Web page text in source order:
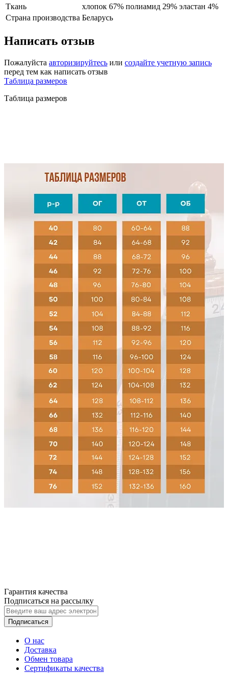
Ткань
хлопок 67% полиамид 29% эластан 4%
Страна производства Беларусь
Написать отзыв
Пожалуйста авторизируйтесь или создайте учетную запись
перед тем как написать отзыв
Таблица размеров
Таблица размеров
Гарантия качества
Подписаться на рассылку
Подписаться
О нас
Доставка
Обмен товара
Сертификаты качества